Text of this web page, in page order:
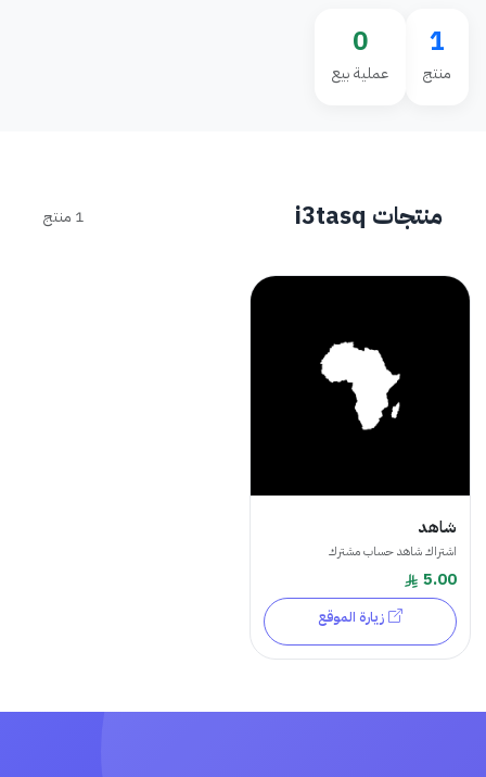
1
منتج
0
عملية بيع
منتجات i3tasq 1 منتج
شاهد
اشتراك شاهد حساب مشترك
5.00
زيارة الموقع